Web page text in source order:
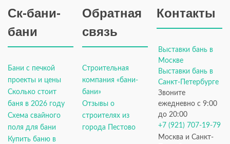
Ск-бани-
бани
Бани с печкой
проекты и цены
Сколько стоит
баня в 2026 году
Схема свайного
поля для бани
Купить баню в
Обратная
связь
Строительная
компания «бани-
бани»
Отзывы о
строителях из
города Пестово
Контакты
Выставки бань в
Москве
Выставки бань в
Санкт-Петербурге
Звоните
ежедневно с 9:00
до 20:00
+7 (921) 707-19-79
Москва и Санкт-